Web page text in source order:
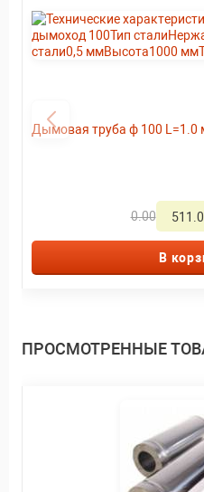
Дымовая труба ф 100 L=1.0
0.00
В
ПРОСМОТРЕННЫЕ